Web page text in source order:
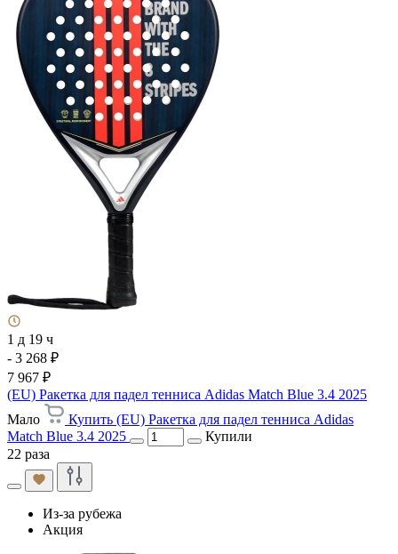
1 д 19 ч
- 3 268 ₽
7 967 ₽
(EU) Ракетка для падел тенниса Adidas Match Blue 3.4 2025
Мало
Купить (EU) Ракетка для падел тенниса Adidas
Match Blue 3.4 2025
Купили
22 раза
Из-за рубежа
Акция